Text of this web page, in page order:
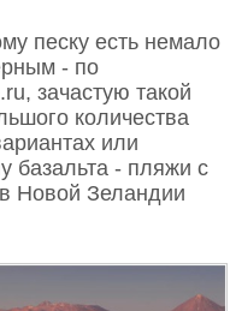
песку есть немало
- по
зачастую такой
количества
или
базальта - пляжи с
Новой Зеландии